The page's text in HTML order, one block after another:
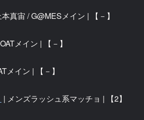
本真宙 / G@MESメイン | 【－】
メイン | 【－】
メイン | 【－】
| メンズラッシュ系マッチョ | 【2】